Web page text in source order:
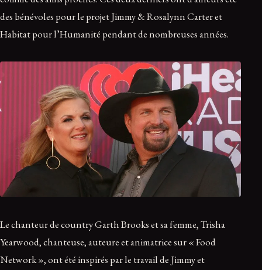
des bénévoles pour le projet Jimmy & Rosalynn Carter et
Habitat pour l’Humanité pendant de nombreuses années.
Le chanteur de country Garth Brooks et sa femme, Trisha
Yearwood, chanteuse, auteure et animatrice sur « Food
Network », ont été inspirés par le travail de Jimmy et